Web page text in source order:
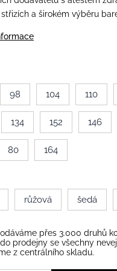
a širokém výběru
98 104 110
134 152 146
80 164
růžová šedá
přes 3.000 druhů
prodejny se všechny
z centrálního skladu.